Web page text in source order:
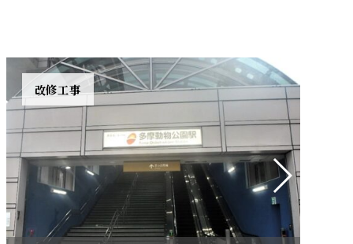
改修工事